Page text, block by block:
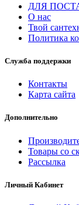
ДЛЯ
О нас
Твой
Политика
Служба поддержки
Контакты
Карта сайта
Дополнительно
Товары со
Рассылка
Личный Кабинет